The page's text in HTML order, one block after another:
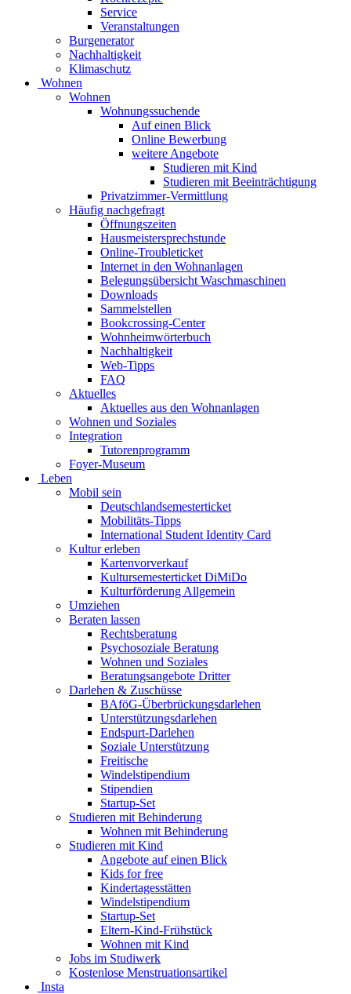
Service
Veranstaltungen
Burgenerator
Nachhaltigkeit
Klimaschutz
Wohnen
Wohnen
Wohnungssuchende
Auf einen Blick
Online Bewerbung
weitere Angebote
Studieren mit Kind
Studieren mit Beeinträchtigung
Privatzimmer-Vermittlung
Häufig nachgefragt
Öffnungszeiten
Hausmeistersprechstunde
Online-Troubleticket
Internet in den Wohnanlagen
Belegungsübersicht Waschmaschinen
Downloads
Sammelstellen
Bookcrossing-Center
Wohnheimwörterbuch
Nachhaltigkeit
Web-Tipps
FAQ
Aktuelles
Aktuelles aus den Wohnanlagen
Wohnen und Soziales
Integration
Tutorenprogramm
Foyer-Museum
Leben
Mobil sein
Deutschlandsemesterticket
Mobilitäts-Tipps
International Student Identity Card
Kultur erleben
Kartenvorverkauf
Kultursemesterticket DiMiDo
Kulturförderung Allgemein
Umziehen
Beraten lassen
Rechtsberatung
Psychosoziale Beratung
Wohnen und Soziales
Beratungsangebote Dritter
Darlehen & Zuschüsse
BAföG-Überbrückungsdarlehen
Unterstützungsdarlehen
Endspurt-Darlehen
Soziale Unterstützung
Freitische
Windelstipendium
Stipendien
Startup-Set
Studieren mit Behinderung
Wohnen mit Behinderung
Studieren mit Kind
Angebote auf einen Blick
Kids for free
Kindertagesstätten
Windelstipendium
Startup-Set
Eltern-Kind-Frühstück
Wohnen mit Kind
Jobs im Studiwerk
Kostenlose Menstruationsartikel
Insta